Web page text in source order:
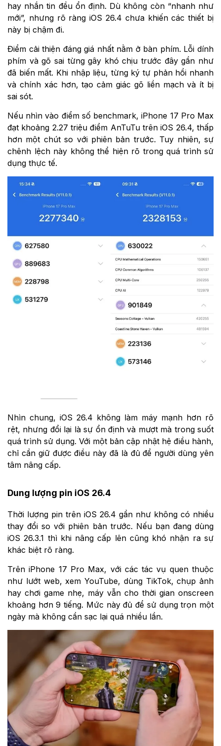
hay nhắn tin đều ổn định. Dù không còn “nhanh như
mới”, nhưng rõ ràng iOS 26.4 chưa khiến các thiết bị
này bị chậm đi.
Điểm cải thiện đáng giá nhất nằm ở bàn phím. Lỗi dính
phím và gõ sai từng gây khó chịu trước đây gần như
đã biến mất. Khi nhập liệu, từng ký tự phản hồi nhanh
và chính xác hơn, tạo cảm giác gõ liền mạch và ít bị
sai sót.
Nếu nhìn vào điểm số benchmark, iPhone 17 Pro Max
đạt khoảng 2.27 triệu điểm AnTuTu trên iOS 26.4, thấp
hơn một chút so với phiên bản trước. Tuy nhiên, sự
chênh lệch này không thể hiện rõ trong quá trình sử
dụng thực tế.
Nhìn chung, iOS 26.4 không làm máy mạnh hơn rõ
rệt, nhưng đổi lại là sự ổn định và mượt mà trong suốt
quá trình sử dụng. Với một bản cập nhật hệ điều hành,
chỉ cần giữ được điều này đã là đủ để người dùng yên
tâm nâng cấp.
Dung lượng pin iOS 26.4
Thời lượng pin trên iOS 26.4 gần như không có nhiều
thay đổi so với phiên bản trước. Nếu bạn đang dùng
iOS 26.3.1 thì khi nâng cấp lên cũng khó nhận ra sự
khác biệt rõ ràng.
Trên iPhone 17 Pro Max, với các tác vụ quen thuộc
như lướt web, xem YouTube, dùng TikTok, chụp ảnh
hay chơi game nhẹ, máy vẫn cho thời gian onscreen
khoảng hơn 9 tiếng. Mức này đủ để sử dụng trọn một
ngày mà không cần sạc lại quá nhiều lần.